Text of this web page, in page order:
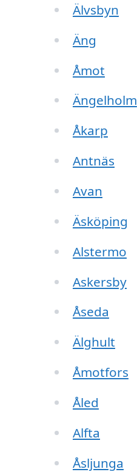
Älvsbyn
Äng
Åmot
Ängelholm
Åkarp
Antnäs
Avan
Äsköping
Alstermo
Askersby
Åseda
Älghult
Åmotfors
Åled
Alfta
Åsljunga